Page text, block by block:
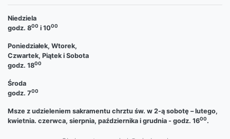
Niedziela
godz. 800 i 1000
Poniedziałek, Wtorek,
Czwartek, Piątek i Sobota
godz. 1800
Środa
godz. 700
Msze z udzieleniem sakramentu chrztu św. w 2-ą sobotę – lutego,
kwietnia. czerwca, sierpnia, października i grudnia - godz. 1600.